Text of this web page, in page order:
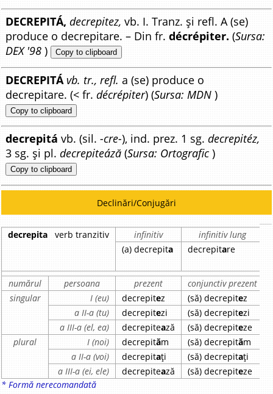
DECREPITÁ, decrepitez, vb. I. Tranz. și refl. A (se)
produce o decrepitare. – Din fr.décrépiter. (Sursa:
DEX '98 ) Copy to clipboard
DECREPITÁ vb. tr., refl. a (se) produce o
decrepitare. (< fr.décrépiter) (Sursa: MDN )
Copy to clipboard
decrepitá vb. (sil.-cre-), ind. prez. 1 sg.decrepitéz,
3 sg. și pl.decrepiteáză (Sursa: Ortografic )
Copy to clipboard
Declinări/Conjugări
decrepita verb tranzitiv infinitiv
infinitiv lung
(a) decrepita decrepitare
numărul persoana prezent
conjunctiv prezent
singular
I (eu) decrepitez (să) decrepitez
a II-a (tu)
decrepitezi (să) decrepitezi
a III-a (el, ea)
decrepitează (să) decrepiteze
plural
I (noi) decrepităm (să) decrepităm
a II-a (voi)
decrepitați (să) decrepitați
a III-a (ei, ele)
decrepitează (să) decrepiteze
* Formă nerecomandată